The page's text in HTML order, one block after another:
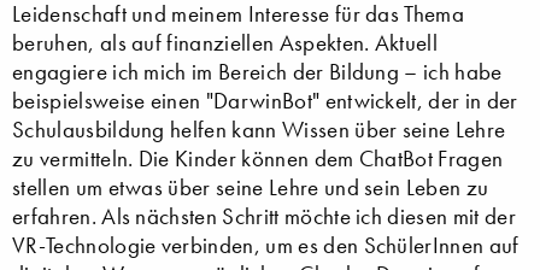
Leidenschaft und meinem Interesse für das Thema
beruhen, als auf finanziellen Aspekten. Aktuell
engagiere ich mich im Bereich der Bildung – ich habe
beispielsweise einen "DarwinBot" entwickelt, der in der
Schulausbildung helfen kann Wissen über seine Lehre
zu vermitteln. Die Kinder können dem ChatBot Fragen
stellen um etwas über seine Lehre und sein Leben zu
erfahren. Als nächsten Schritt möchte ich diesen mit der
VR-Technologie verbinden, um es den SchülerInnen auf